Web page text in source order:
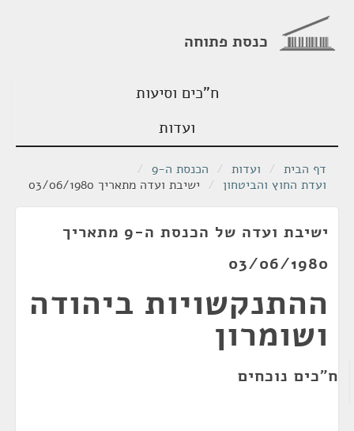
כנסת פתוחה
ח"כים וסיעות
ועדות
דף הבית / ועדות / הכנסת ה-9
/
ועדת החוץ והביטחון / ישיבת ועדה מתאריך 03/06/1980
ישיבת ועדה של הכנסת ה-9 מתאריך
03/06/1980
ההתנקשויות ביהודה
ושומרון
ח"כים נוכחים